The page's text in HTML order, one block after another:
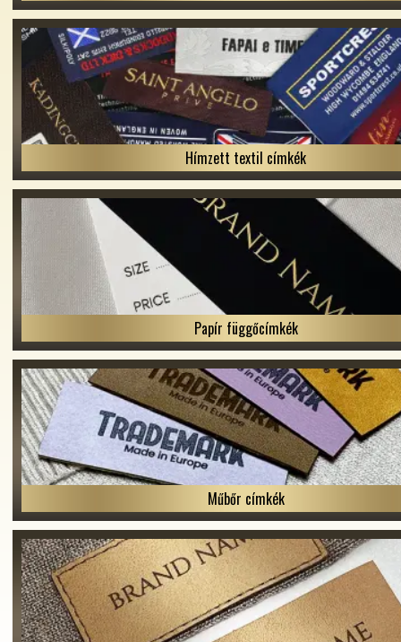
Hímzett textil címkék
Papír függőcímkék
Műbőr címkék